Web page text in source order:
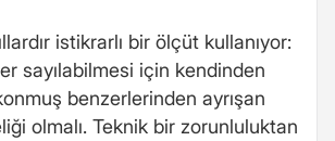
istikrarlı bir ölçüt kullanıyor:
sayılabilmesi için kendinden
benzerlerinden ayrışan
olmalı. Teknik bir zorunluluktan